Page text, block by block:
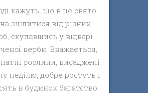
кажуть, що в це свято
зцілитися від різних
скупавшись у відварі
верби. Вважається,
рослини, висаджені
неділю, добре ростуть і
в будинок багатство.